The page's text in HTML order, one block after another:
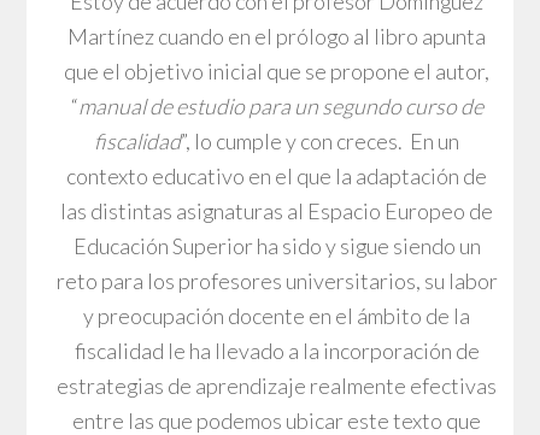
Martínez cuando en el prólogo al libro apunta
que el objetivo inicial que se propone el autor,
“manual de estudio para un segundo curso de
fiscalidad”, lo cumple y con creces. En un
contexto educativo en el que la adaptación de
las distintas asignaturas al Espacio Europeo de
Educación Superior ha sido y sigue siendo un
reto para los profesores universitarios, su labor
y preocupación docente en el ámbito de la
fiscalidad le ha llevado a la incorporación de
estrategias de aprendizaje realmente efectivas
entre las que podemos ubicar este texto que